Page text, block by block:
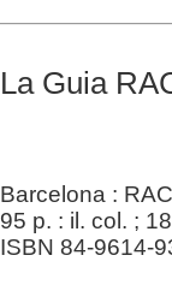
La Guia
Barcelona :
95 p. : il. col. ;
ISBN 84-9614-